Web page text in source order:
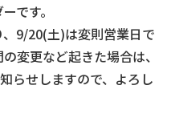
です。
9/20(土)は変則営業日で
変更など起きた場合は、
らせしますので、よろし